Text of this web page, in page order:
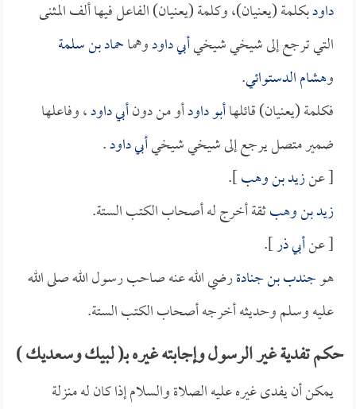
داودبكلمة (يعنيان)، وكلمة (يعنيان) الفاعل فيها ألف المثنى
التي ترجع إلى شيخي شيخيأبي داودوهماحماد بن سلمة
وهشام الدستوائي.
فكلمة (يعنيان) قائلهاأبو داودأو من دونأبي داود، وفاعلها
ضمير متصل يرجع إلى شيخي شيخيأبي داود.
[ عنزيد بن وهب].
زيد بن وهبثقة أخرج له أصحاب الكتب الستة.
[ عنأبي ذر].
هوجندب بن جنادةرضي الله عنه صاحب رسول الله صلى الله
عليه وسلم وحديثه أخرجه أصحاب الكتب الستة.
حكم تفدية غير الرسول وإجابته غيره بـ( لبيك وسعديك )
يمكن أن يفدى غيره عليه الصلاة والسلام إذا كان له منزلة